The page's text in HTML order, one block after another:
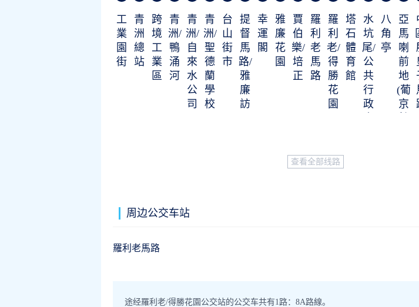
工
業
園
街
青
洲
總
站
跨
境
工
業
區
青
洲/
鴨
涌
河
青
洲/
自
來
水
公
司
青
洲/
聖
德
蘭
學
校
台
山
街
市
提
督
馬
路/
雅
廉
訪
幸
運
閣
雅
廉
花
園
賈
伯
樂/
培
正
羅
利
老
馬
路
羅
利
老/
得
勝
花
園
塔
石
體
育
館
水
坑
尾/
公
共
行
政
八
角
亭
亞
馬
喇
前
地
(葡
京
查看全部线路
周边公交车站
羅利老馬路
途经羅利老/得勝花園公交站的公交车共有1路：8A路線。